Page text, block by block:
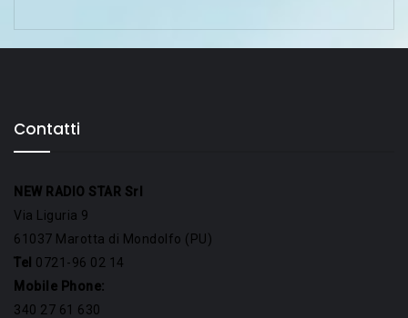
Contatti
NEW RADIO STAR Srl
Via Liguria 9
61037 Marotta di Mondolfo (PU)
Tel 0721-96 02 14
Mobile Phone:
340 27 61 630